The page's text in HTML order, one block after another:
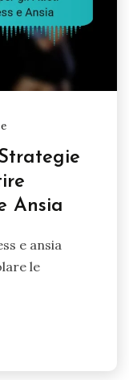
Ansia
e ansia
le